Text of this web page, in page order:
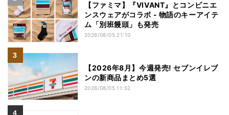
【ファミマ】『VIVANT』とコンビニエ
ンスウェアがコラボ - 物語のキーアイテ
ム「別班饅頭」も発売
2026/08/05 21:10
【2026年8月】今週発売! セブンイレブ
ンの新商品まとめ5選
2026/08/05 11:52